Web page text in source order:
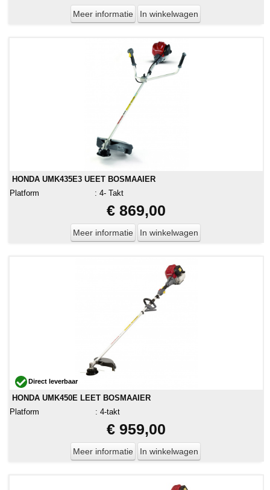
Meer informatie In winkelwagen
HONDA UMK435E3 UEET BOSMAAIER
Platform
: 4- Takt
€ 869,00
Meer informatie In winkelwagen
Direct leverbaar
HONDA UMK450E LEET BOSMAAIER
Platform
: 4-takt
€ 959,00
Meer informatie In winkelwagen